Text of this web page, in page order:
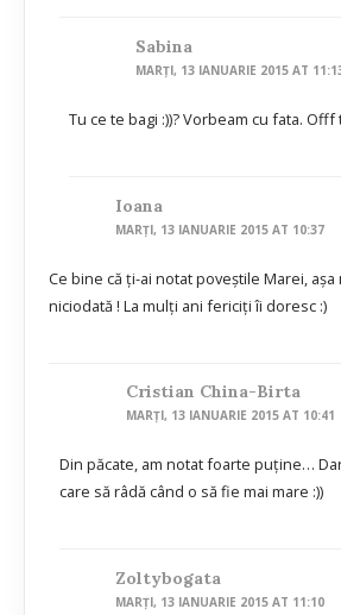
Sabina
MARȚI, 13 IANUARIE 2015 AT
Tu ce te bagi :))? Vorbeam cu fata. Offf
Ioana
MARȚI, 13 IANUARIE 2015 AT 10:37
Ce bine că ți-ai notat poveștile Marei,
niciodată ! La mulți ani fericiți îi doresc :)
Cristian China-Birta
MARȚI, 13 IANUARIE 2015 AT 10:41
Din păcate, am notat foarte puţine…
care să râdă când o să fie mai mare :))
Zoltybogata
MARȚI, 13 IANUARIE 2015 AT 11:10